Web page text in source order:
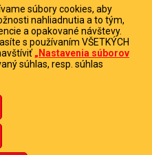
zmluvy
od zmluvy
s.r.o.
súbory cookies, aby
nahliadnutia a to tým,
a opakované návštevy.
s používaním VŠETKÝCH
„Nastavenia súborov
súhlas, resp. súhlas